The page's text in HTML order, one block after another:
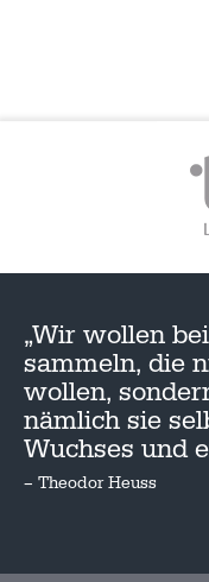
„Wir wollen
sammeln, die
wollen,
nämlich sie
Wuchses und
– Theodor Heuss